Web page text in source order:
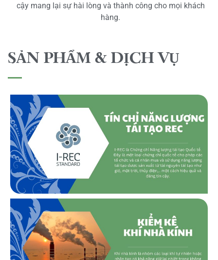
cậy mang lại sự hài lòng và thành công cho mọi khách
hàng.
SẢN PHẨM & DỊCH VỤ